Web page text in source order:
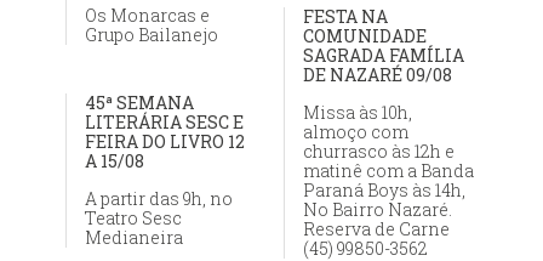
Os Monarcas e
Grupo Bailanejo
FESTA NA
COMUNIDADE
SAGRADA FAMÍLIA
DE NAZARÉ 09/08
Missa às 10h,
almoço com
churrasco às 12h e
matinê com a Banda
Paraná Boys às 14h,
No Bairro Nazaré.
Reserva de Carne
(45) 99850-3562
45ª SEMANA
LITERÁRIA SESC E
FEIRA DO LIVRO 12
A 15/08
A partir das 9h, no
Teatro Sesc
Medianeira